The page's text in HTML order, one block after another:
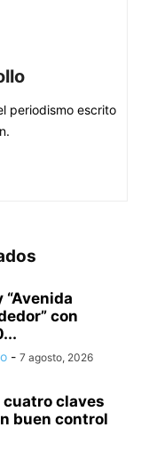
periodismo escrito
“Avenida
con
- 7 agosto, 2026
cuatro claves
buen control